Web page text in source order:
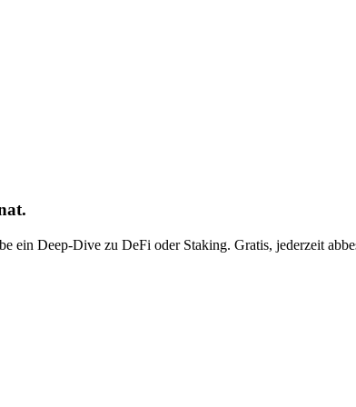
ein Deep-Dive zu DeFi oder Staking. Gratis, jederzeit